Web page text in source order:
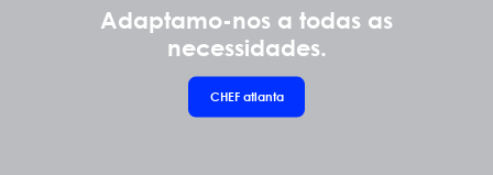
Adaptamo-nos a todas as
necessidades.
CHEF atlanta